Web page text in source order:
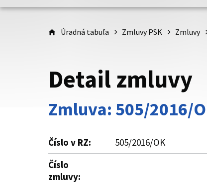
Úradná tabuľa Zmluvy PSK Zmluvy
Detail zmluvy
Zmluva: 505/2016/
Číslo v RZ:
505/2016/OK
Číslo
zmluvy: